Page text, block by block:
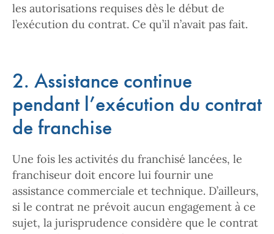
les autorisations requises dès le début de
l’exécution du contrat. Ce qu’il n’avait pas fait.
2. Assistance continue
pendant l’exécution du contrat
de franchise
Une fois les activités du franchisé lancées, le
franchiseur doit encore lui fournir une
assistance commerciale et technique. D’ailleurs,
si le contrat ne prévoit aucun engagement à ce
sujet, la jurisprudence considère que le contrat